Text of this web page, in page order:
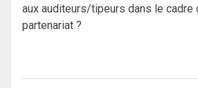
aux auditeurs/tipeurs dans le cadre
partenariat ?